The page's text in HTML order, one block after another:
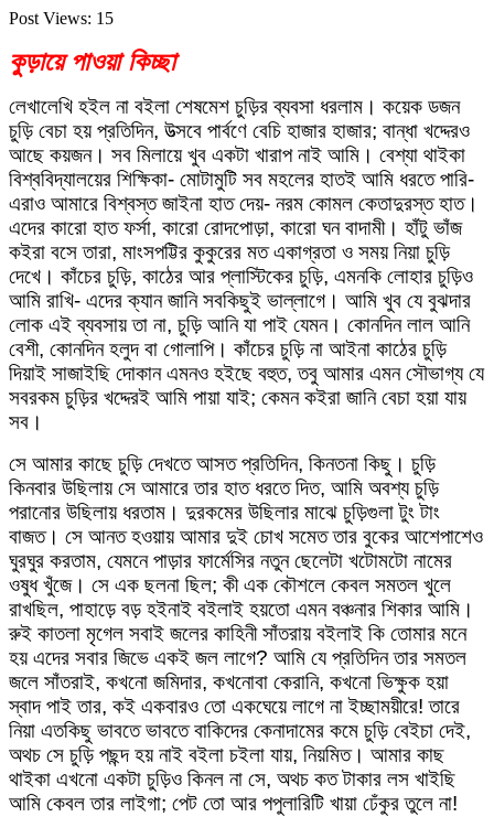
Post Views: 15
কুড়ায়ে পাওয়া কিচ্ছা
লেখালেখি হইল না বইলা শেষমেশ চুড়ির ব্যবসা ধরলাম। কয়েক ডজন
চুড়ি বেচা হয় প্রতিদিন, উত্সবে পার্বণে বেচি হাজার হাজার; বান্ধা খদ্দেরও
আছে কয়জন। সব মিলায়ে খুব একটা খারাপ নাই আমি। বেশ্যা থাইকা
বিশ্ববিদ্যালয়ের শিক্ষিকা- মোটামুটি সব মহলের হাতই আমি ধরতে পারি-
এরাও আমারে বিশ্বস্ত জাইনা হাত দেয়- নরম কোমল কেতাদুরস্ত হাত।
এদের কারো হাত ফর্সা, কারো রোদপোড়া, কারো ঘন বাদামী। হাঁটু ভাঁজ
কইরা বসে তারা, মাংসপট্টির কুকুরের মত একাগ্রতা ও সময় নিয়া চুড়ি
দেখে। কাঁচের চুড়ি, কাঠের আর প্লাস্টিকের চুড়ি, এমনকি লোহার চুড়িও
আমি রাখি- এদের ক্যান জানি সবকিছুই ভাল্লাগে। আমি খুব যে বুঝদার
লোক এই ব্যবসায় তা না, চুড়ি আনি যা পাই যেমন। কোনদিন লাল আনি
বেশী, কোনদিন হলুদ বা গোলাপি। কাঁচের চুড়ি না আইনা কাঠের চুড়ি
দিয়াই সাজাইছি দোকান এমনও হইছে বহুত, তবু আমার এমন সৌভাগ্য যে
সবরকম চুড়ির খদ্দেরই আমি পায়া যাই; কেমন কইরা জানি বেচা হয়া যায়
সব।
সে আমার কাছে চুড়ি দেখতে আসত প্রতিদিন, কিনতনা কিছু। চুড়ি
কিনবার উছিলায় সে আমারে তার হাত ধরতে দিত, আমি অবশ্য চুড়ি
পরানোর উছিলায় ধরতাম। দুরকমের উছিলার মাঝে চুড়িগুলা টুং টাং
বাজত। সে আনত হওয়ায় আমার দুই চোখ সমেত তার বুকের আশেপাশেও
ঘুরঘুর করতাম, যেমনে পাড়ার ফার্মেসির নতুন ছেলেটা খটোমটো নামের
ওষুধ খুঁজে। সে এক ছলনা ছিল; কী এক কৌশলে কেবল সমতল খুলে
রাখছিল, পাহাড়ে বড় হইনাই বইলাই হয়তো এমন বঞ্চনার শিকার আমি।
রুই কাতলা মৃগেল সবাই জলের কাহিনী সাঁতরায় বইলাই কি তোমার মনে
হয় এদের সবার জিভে একই জল লাগে? আমি যে প্রতিদিন তার সমতল
জলে সাঁতরাই, কখনো জমিদার, কখনোবা কেরানি, কখনো ভিক্ষুক হয়া
স্বাদ পাই তার, কই একবারও তো একঘেয়ে লাগে না ইচ্ছাময়ীরে! তারে
নিয়া এতকিছু ভাবতে ভাবতে বাকিদের কেনাদামের কমে চুড়ি বেইচা দেই,
অথচ সে চুড়ি পছন্দ হয় নাই বইলা চইলা যায়, নিয়মিত। আমার কাছ
থাইকা এখনো একটা চুড়িও কিনল না সে, অথচ কত টাকার লস খাইছি
আমি কেবল তার লাইগা; পেট তো আর পপুলারিটি খায়া ঢেঁকুর তুলে না!